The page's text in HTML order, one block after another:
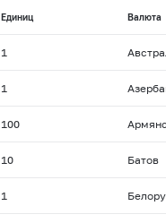
Единиц Валюта
1
1
100
10 Батов
1